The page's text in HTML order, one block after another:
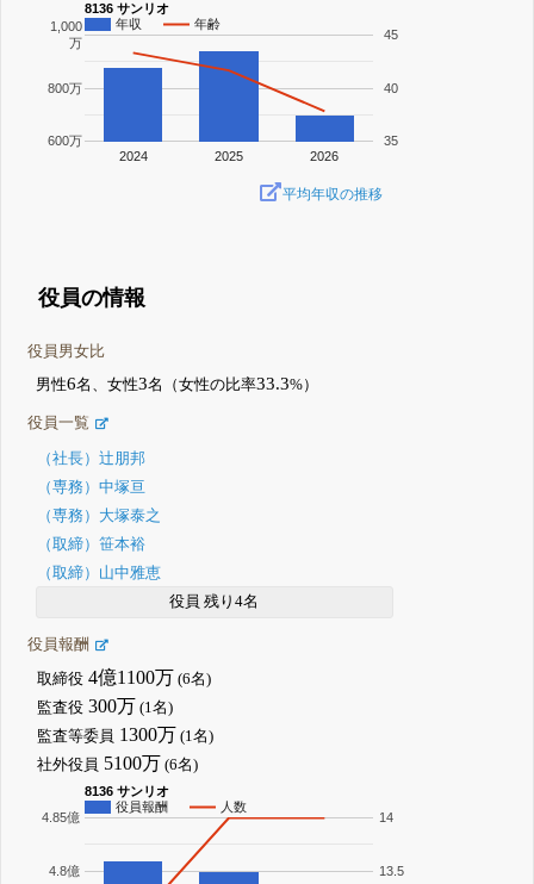
8136 サンリオ
年収
年齢
2024 2025 2026
600万
800万
1,000
万
35
40
45
平均年収の推移
役員の情報
役員男女比
男性6名、女性3名（女性の比率33.3%）
役員一覧
（社長）辻朋邦
（専務）中塚亘
（専務）大塚泰之
（取締）笹本裕
（取締）山中雅恵
役員 残り4名
役員報酬
取締役 4億1100万 (6名)
監査役 300万 (1名)
監査等委員 1300万 (1名)
社外役員 5100万 (6名)
8136 サンリオ
役員報酬
人数
4.8億
4.85億
13.5
14